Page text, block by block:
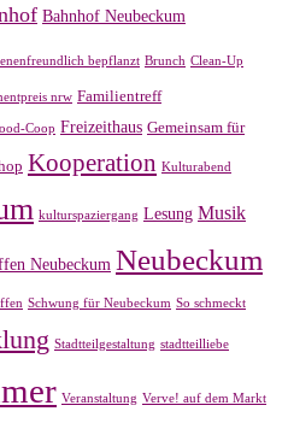
Bahnhof Neubeckum
bepflanzt Brunch Clean-Up
nrw Familientreff
Coop Freizeithaus Gemeinsam für
Kooperation Kulturabend
kulturspaziergang Lesung Musik
Neubeckum Neubeckum
Schwung für Neubeckum So schmeckt
Stadtteilgestaltung stadtteilliebe
Veranstaltung Verve! auf dem Markt